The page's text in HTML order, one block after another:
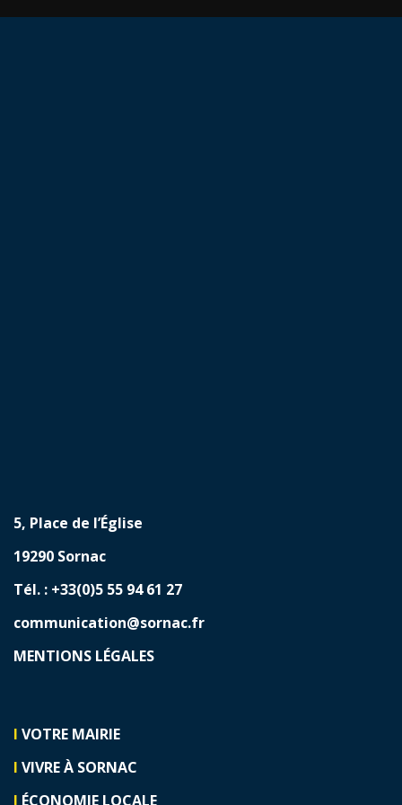
5, Place de l’Église
19290 Sornac
Tél. : +33(0)5 55 94 61 27
communication@sornac.fr
MENTIONS LÉGALES
I VOTRE MAIRIE
I VIVRE À SORNAC
I ÉCONOMIE LOCALE